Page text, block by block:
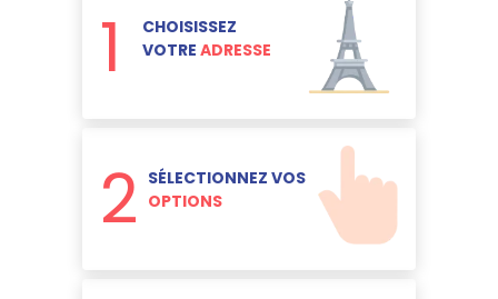
1
CHOISISSEZ
VOTRE ADRESSE
2 SÉLECTIONNEZ VOS
OPTIONS